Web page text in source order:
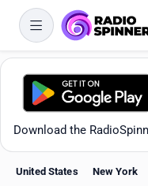
Download the
United States New York